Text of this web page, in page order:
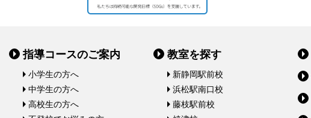
指導コースのご案内
小学生の方へ
中学生の方へ
高校生の方へ
教室を探す
新静岡駅前校
浜松駅南口校
藤枝駅前校